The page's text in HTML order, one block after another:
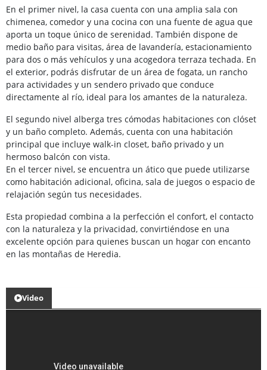
En el primer nivel, la casa cuenta con una amplia sala con
chimenea, comedor y una cocina con una fuente de agua que
aporta un toque único de serenidad. También dispone de
medio baño para visitas, área de lavandería, estacionamiento
para dos o más vehículos y una acogedora terraza techada. En
el exterior, podrás disfrutar de un área de fogata, un rancho
para actividades y un sendero privado que conduce
directamente al río, ideal para los amantes de la naturaleza.
El segundo nivel alberga tres cómodas habitaciones con clóset
y un baño completo. Además, cuenta con una habitación
principal que incluye walk-in closet, baño privado y un
hermoso balcón con vista.
En el tercer nivel, se encuentra un ático que puede utilizarse
como habitación adicional, oficina, sala de juegos o espacio de
relajación según tus necesidades.
Esta propiedad combina a la perfección el confort, el contacto
con la naturaleza y la privacidad, convirtiéndose en una
excelente opción para quienes buscan un hogar con encanto
en las montañas de Heredia.
Video